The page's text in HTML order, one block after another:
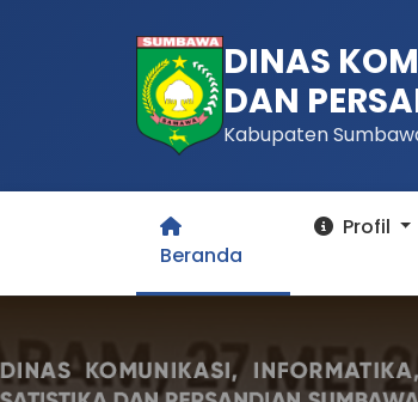
DINAS
DAN
Kabupaten
Beranda
Profil